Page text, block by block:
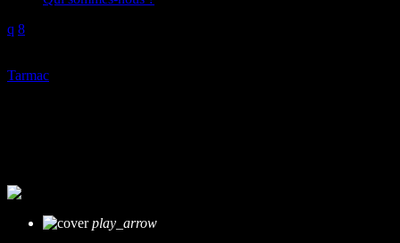
Tarmac
play_arrow